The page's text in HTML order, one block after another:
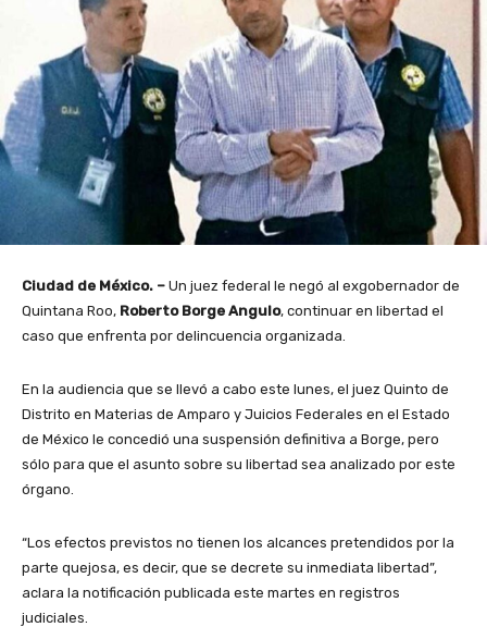
Ciudad de México. – Un juez federal le negó al exgobernador de
Quintana Roo, Roberto Borge Angulo, continuar en libertad el
caso que enfrenta por delincuencia organizada.
En la audiencia que se llevó a cabo este lunes, el juez Quinto de
Distrito en Materias de Amparo y Juicios Federales en el Estado
de México le concedió una suspensión definitiva a Borge, pero
sólo para que el asunto sobre su libertad sea analizado por este
órgano.
“Los efectos previstos no tienen los alcances pretendidos por la
parte quejosa, es decir, que se decrete su inmediata libertad”,
aclara la notificación publicada este martes en registros
judiciales.